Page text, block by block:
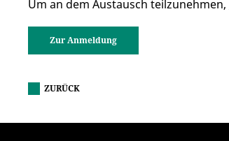
Um an dem Austausch teilzunehmen,
Zur Anmeldung
ZURÜCK